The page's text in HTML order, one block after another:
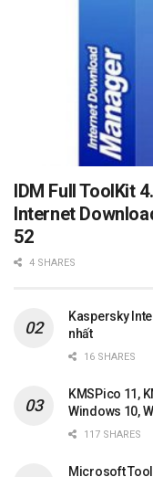
IDM Full ToolKit
Internet
52
4 SHARES
Kaspersky
nhất
16 SHARES
KMSPico 11,
Windows 10,
117 SHARES
Microsoft